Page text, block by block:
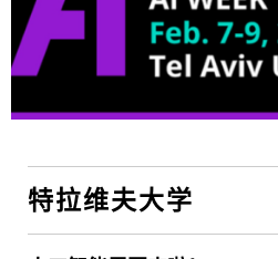
特拉维夫大学